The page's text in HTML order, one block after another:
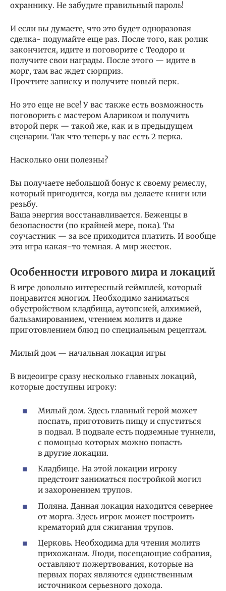
охраннику. Не забудьте правильный пароль!
И если вы думаете, что это будет одноразовая
сделка- подумайте еще раз. После того, как ролик
закончится, идите и поговорите с Теодоро и
получите свои награды. После этого — идите в
морг, там вас ждет сюрприз.
Прочтите записку и получите новый перк.
Но это еще не все! У вас также есть возможность
поговорить с мастером Алариком и получить
второй перк — такой же, как и в предыдущем
сценарии. Так что теперь у вас есть 2 перка.
Насколько они полезны?
Вы получаете небольшой бонус к своему ремеслу,
который пригодится, когда вы делаете книги или
резьбу.
Ваша энергия восстанавливается. Беженцы в
безопасности (по крайней мере, пока). Ты
соучастник — за все приходится платить. И вообще
эта игра какая-то темная. А мир жесток.
Особенности игрового мира и локаций
В игре довольно интересный геймплей, который
понравится многим. Необходимо заниматься
обустройством кладбища, аутопсией, алхимией,
бальзамированием, чтением молитв и даже
приготовлением блюд по специальным рецептам.
Милый дом — начальная локация игры
В видеоигре сразу несколько главных локаций,
которые доступны игроку:
Милый дом. Здесь главный герой может
поспать, приготовить пищу и спуститься
в подвал. В подвале есть подземные туннели,
с помощью которых можно попасть
в другие локации.
Кладбище. На этой локации игроку
предстоит заниматься постройкой могил
и захоронением трупов.
Поляна. Данная локация находится севернее
от морга. Здесь игрок может построить
крематорий для сжигания трупов.
Церковь. Необходима для чтения молитв
прихожанам. Люди, посещающие собрания,
оставляют пожертвования, которые на
первых порах являются единственным
источником серьезного дохода.